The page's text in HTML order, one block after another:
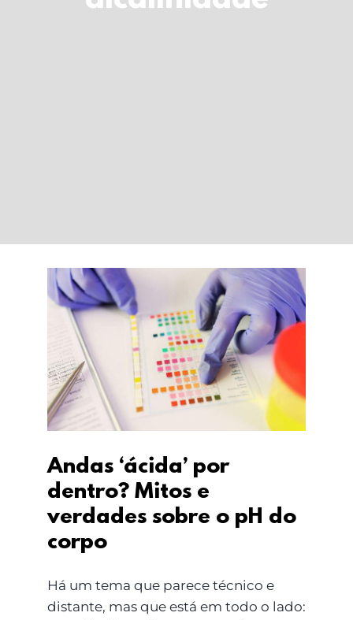
Andas ‘ácida’ por
dentro? Mitos e
verdades sobre o pH do
corpo
Andas ‘ácida’ por
dentro? Mitos e
verdades sobre o pH do
corpo
Há um tema que parece técnico e
distante, mas que está em todo o lado: